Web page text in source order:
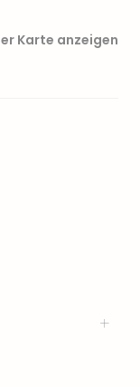
Karte anzeigen